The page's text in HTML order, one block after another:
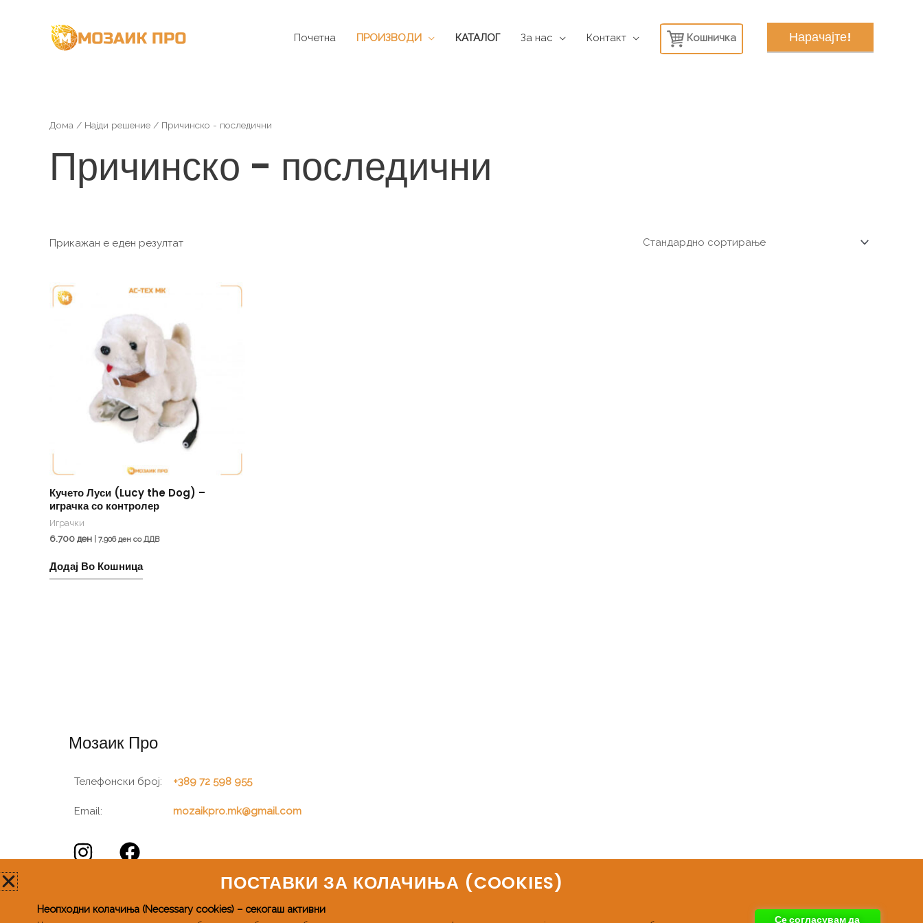
Почетна ПРОИЗВОДИ КАТАЛОГ За нас Контакт Кошничка Нарачајте!
Дома / Најди решение / Причинско - последични
Причинско - последични
Прикажан е еден резултат
Кучето Луси (Lucy the Dog) –
играчка со контролер
Играчки
6.700ден 7.906ден со ДДВ
Додај Во Кошница
Мозаик Про
Телефонски број: +389 72 598 955
Email: mozaikpro.mk@gmail.com
ПОСТАВКИ ЗА КОЛАЧИЊА (COOKIES)​
Неопходни колачиња (Necessary cookies) – секогаш активни
Се согласувам да